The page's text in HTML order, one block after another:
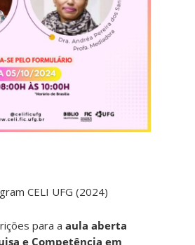
CELI UFG (2024)
para aaula aberta
e Competência em